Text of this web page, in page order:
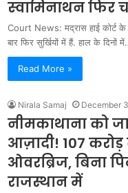
स्‍वाम‍िनाथन फ‍िर
Court News: मद्रास हाई कोर्ट
बार फिर सुर्खियों में हैं. हाल के दिनों
Read More »
Nirala Samaj December
नीमकाथाना को
आज़ादी! 107
ओवरब्रिज, बिना
राजस्थान में